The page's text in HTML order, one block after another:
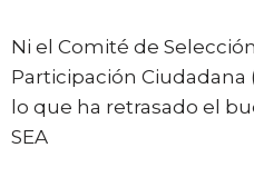
Ni el Comité de
Participación Ciudadana
lo que ha retrasado el
SEA